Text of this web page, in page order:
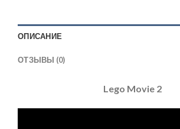
ОПИСАНИЕ
ОТЗЫВЫ (0)
Lego Movie 2